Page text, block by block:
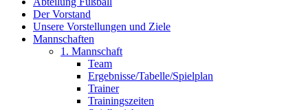
Der Vorstand
Unsere Vorstellungen und Ziele
Mannschaften
1. Mannschaft
Team
Ergebnisse/Tabelle/Spielplan
Trainer
Trainingszeiten